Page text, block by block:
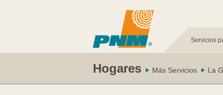
Servicios
Hogares Más Servicios La